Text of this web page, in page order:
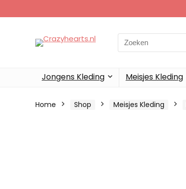
Search
for:
Jongens Kleding Meisjes Kleding
Home Shop Meisjes Kleding